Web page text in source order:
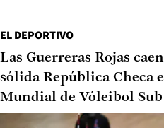
EL DEPORTIVO
Las Guerreras Rojas
sólida República Checa
Mundial de Vóleibol Sub